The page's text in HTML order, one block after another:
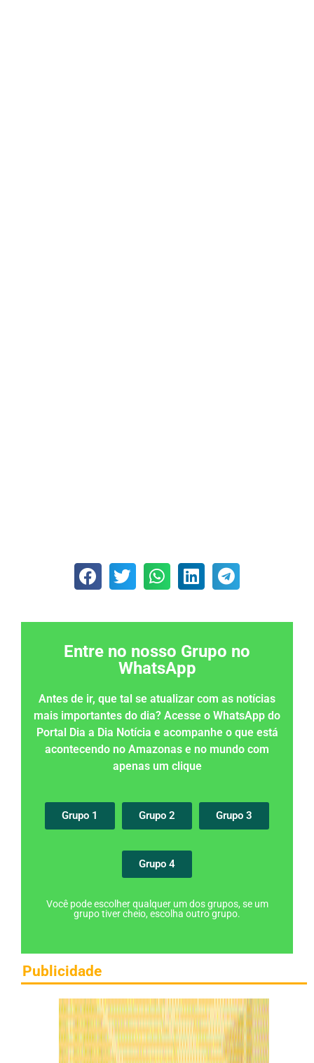
Entre no nosso Grupo no
WhatsApp
Antes de ir, que tal se atualizar com as notícias
mais importantes do dia? Acesse o WhatsApp do
Portal Dia a Dia Notícia e acompanhe o que está
acontecendo no Amazonas e no mundo com
apenas um clique
Grupo 1 Grupo 2 Grupo 3
Grupo 4
Você pode escolher qualquer um dos grupos, se um
grupo tiver cheio, escolha outro grupo.
Publicidade